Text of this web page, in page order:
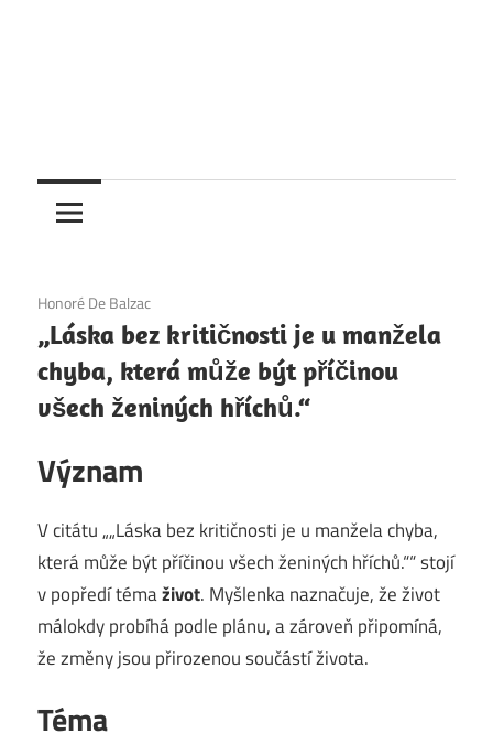
1. 12. 2020
Honoré De Balzac
„Láska bez kritičnosti je u manžela
chyba, která může být příčinou
všech ženiných hříchů.“
Význam
V citátu „„Láska bez kritičnosti je u manžela chyba,
která může být příčinou všech ženiných hříchů.““ stojí
v popředí témaživot. Myšlenka naznačuje, že život
málokdy probíhá podle plánu, a zároveň připomíná,
že změny jsou přirozenou součástí života.
Téma